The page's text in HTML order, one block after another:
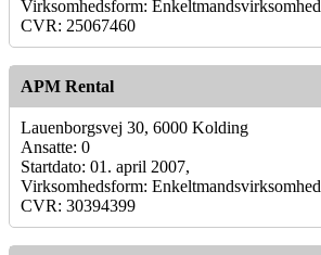
Virksomhedsform: Enkeltmandsvirksomhed
CVR: 25067460
APM Rental
Lauenborgsvej 30, 6000 Kolding
Ansatte: 0
Startdato: 01. april 2007,
Virksomhedsform: Enkeltmandsvirksomhed
CVR: 30394399